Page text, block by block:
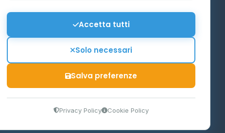
Mappa del sito
Contattaci
Accetta tutti
Solo necessari
Salva preferenze
Privacy Policy Cookie Policy